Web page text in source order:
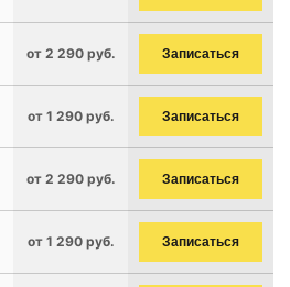
от 2 290 руб. Записаться
от 1 290 руб. Записаться
от 2 290 руб. Записаться
от 1 290 руб. Записаться